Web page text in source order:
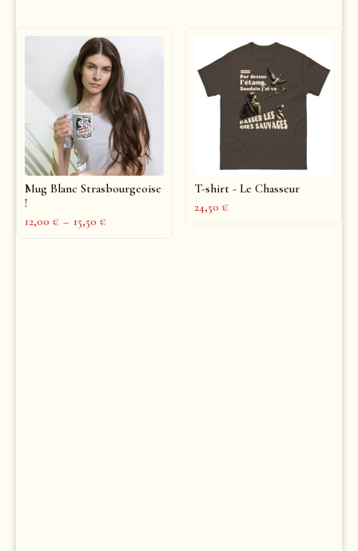
Mug Blanc Strasbourgeoise
!
12,00 € – 15,50 €
T-shirt - Le Chasseur
24,50 €